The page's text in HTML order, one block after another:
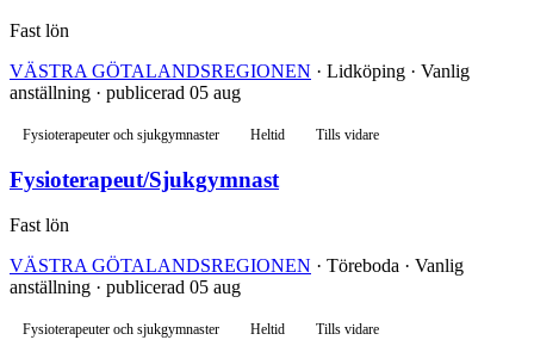
Fast lön
VÄSTRA GÖTALANDSREGIONEN · Lidköping · Vanlig
anställning · publicerad 05 aug
Fysioterapeuter och sjukgymnaster Heltid Tills vidare
Fysioterapeut/Sjukgymnast
Fast lön
VÄSTRA GÖTALANDSREGIONEN · Töreboda · Vanlig
anställning · publicerad 05 aug
Fysioterapeuter och sjukgymnaster Heltid Tills vidare